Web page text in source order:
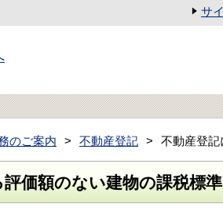
サ
のご案内 不動産登記 不動産登記
価額のない建物の課税標